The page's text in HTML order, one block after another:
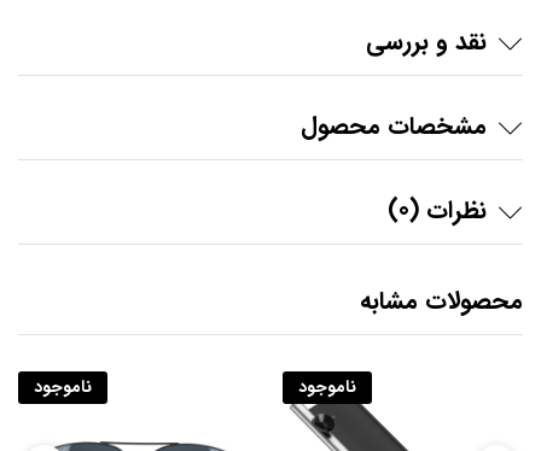
نقد و بررسی
مشخصات محصول
نظرات (0)
محصولات مشابه
ناموجود ناموجود